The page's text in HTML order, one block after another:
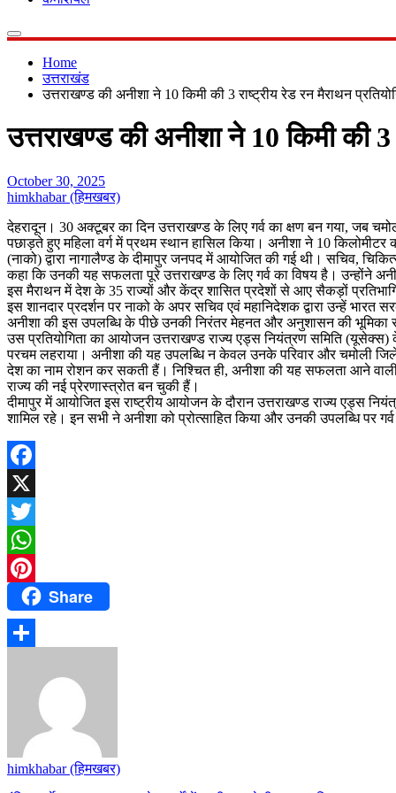
Home
उत्तराखंड
उत्तराखण्ड की अनीशा ने 10 किमी की 3 राष्ट्रीय रेड रन मैराथन
उत्तराखण्ड की अनीशा ने 10 किमी की 3
October 30, 2025
himkhabar (हिमखबर)
देहरादून। 30 अक्टूबर का दिन उत्तराखण्ड के लिए गर्व का क्षण बन गया, जब
पछाड़ते हुए महिला वर्ग में प्रथम स्थान हासिल किया। अनीशा ने 10 किलोमीटर
(नाको) द्वारा नागालैण्ड के दीमापुर जनपद में आयोजित की गई थी। सचिव,
कहा कि उनकी यह सफलता पूरे उत्तराखण्ड के लिए गर्व का विषय है। उन्होंने
इस मैराथन में देश के 35 राज्यों और केंद्र शासित प्रदेशों से आए सैकड़ों
इस शानदार प्रदर्शन पर नाको के अपर सचिव एवं महानिदेशक द्वारा उन्हें
अनीशा की इस उपलब्धि के पीछे उनकी निरंतर मेहनत और अनुशासन की भूमिका
उस प्रतियोगिता का आयोजन उत्तराखण्ड राज्य एड्स नियंत्रण समिति
परचम लहराया। अनीशा की यह उपलब्धि न केवल उनके परिवार और चमोली
देश का नाम रोशन कर सकती हैं। निश्चित ही, अनीशा की यह सफलता आने
राज्य की नई प्रेरणास्त्रोत बन चुकी हैं।
दीमापुर में आयोजित इस राष्ट्रीय आयोजन के दौरान उत्तराखण्ड राज्य एड्स
शामिल रहे। इन सभी ने अनीशा को प्रोत्साहित किया और उनकी उपलब्धि पर
Facebook
X
Twitter
WhatsApp
PinterestShare
himkhabar (हिमखबर)